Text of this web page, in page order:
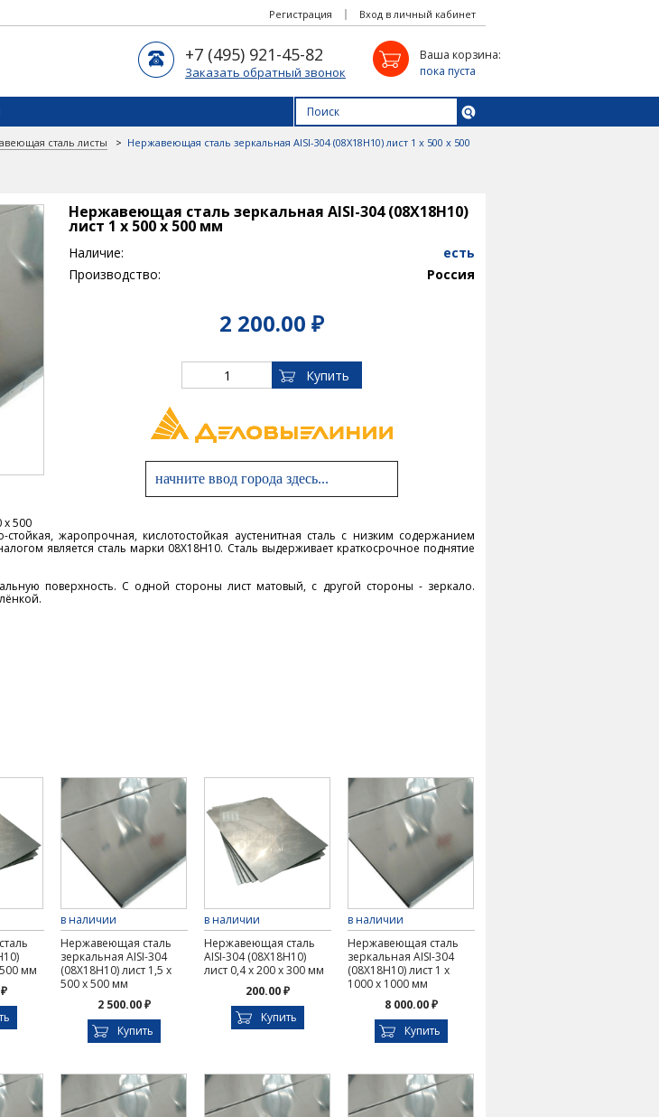
Вход в личный кабинет
Регистрация
Ваша корзина:
пока пуста
+7 (495) 921-45-82
Заказать обратный звонок
сталь листы > Нержавеющая сталь зеркальная AISI-304 (08Х18Н10) лист 1 х 500 х 500
Нержавеющая сталь зеркальная AISI-304 (08Х18Н10)
лист 1 х 500 х 500 мм
Наличие:
есть
Производство:
Россия
2 200.00 ₽
х 500
жаропрочная, кислотостойкая аустенитная сталь с низким содержанием
является сталь марки 08Х18Н10. Сталь выдерживает краткосрочное поднятие
поверхность. С одной стороны лист матовый, с другой стороны - зеркало.
мм
в наличии
Нержавеющая сталь
зеркальная AISI-304
(08Х18Н10) лист 1,5 х
500 х 500 мм
2 500.00 ₽
Купить
в наличии
Нержавеющая сталь
AISI-304 (08Х18Н10)
лист 0,4 х 200 х 300 мм
200.00 ₽
Купить
в наличии
Нержавеющая сталь
зеркальная AISI-304
(08Х18Н10) лист 1 х
1000 х 1000 мм
8 000.00 ₽
Купить